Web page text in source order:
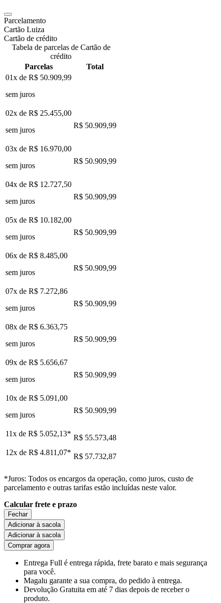
Parcelamento
Cartão Luiza
Cartão de crédito
Tabela de parcelas de Cartão de
crédito
Parcelas
Total
01x de R$ 50.909,99
sem juros
02x de R$ 25.455,00
sem juros
R$ 50.909,99
03x de R$ 16.970,00
sem juros
R$ 50.909,99
04x de R$ 12.727,50
sem juros
R$ 50.909,99
05x de R$ 10.182,00
sem juros
R$ 50.909,99
06x de R$ 8.485,00
sem juros
R$ 50.909,99
07x de R$ 7.272,86
sem juros
R$ 50.909,99
08x de R$ 6.363,75
sem juros
R$ 50.909,99
09x de R$ 5.656,67
sem juros
R$ 50.909,99
10x de R$ 5.091,00
sem juros
R$ 50.909,99
11x de R$ 5.052,13* R$ 55.573,48
12x de R$ 4.811,07* R$ 57.732,87
*Juros: Todos os encargos da operação, como juros, custo de
parcelamento e outras tarifas estão incluídas neste valor.
Calcular frete e prazo
Fechar
Adicionar à sacola
Adicionar à sacola
Comprar agora
Entrega Full é entrega rápida, frete barato e mais segurança
para você.
Magalu garante a sua compra, do pedido à entrega.
Devolução Gratuita em até 7 dias depois de receber o
produto.